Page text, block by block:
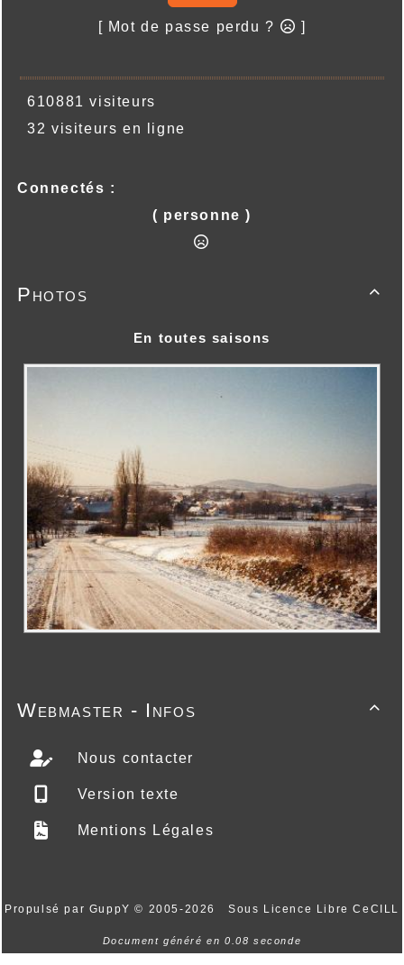
[ Mot de passe perdu ? ]
610881 visiteurs
32 visiteurs en ligne
Connectés :
( personne )

Photos
En toutes saisons

Webmaster - Infos
Nous contacter
Version texte
Mentions Légales
Propulsé par GuppY© 2005-2026 Sous Licence Libre CeCILL
Document généré en 0.08 seconde